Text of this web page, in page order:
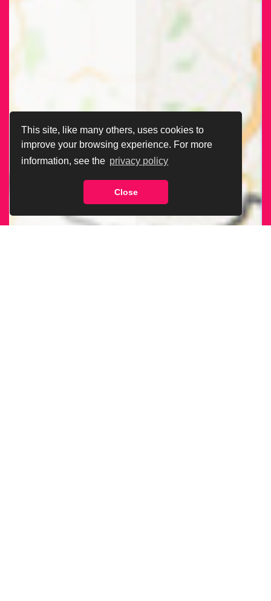
This site, like many others, uses cookies to
improve your browsing experience. For more
information, see the privacy policy
Close